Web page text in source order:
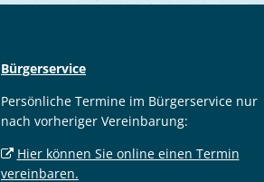
Bürgerservice
Persönliche Termine im Bürgerservice nur
nach vorheriger Vereinbarung:
Hier können Sie online einen Termin
vereinbaren.